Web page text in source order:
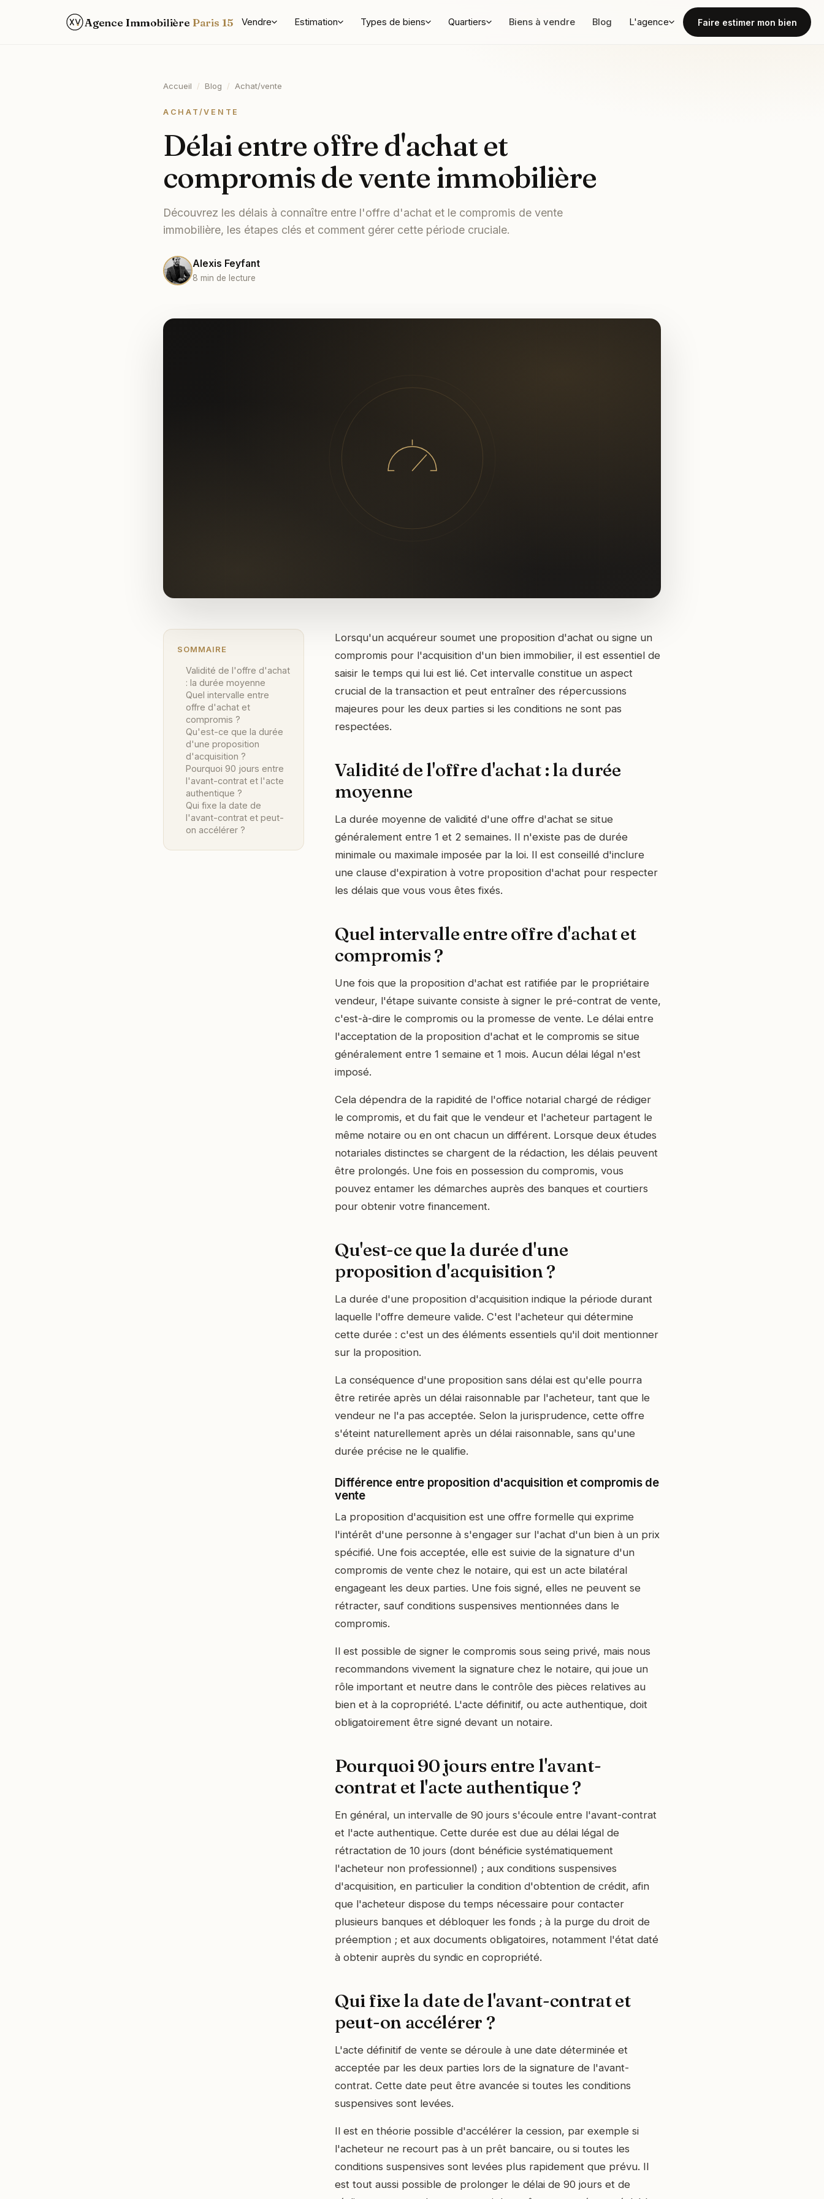
Agence Immobilière Paris 15 Vendre Estimation Types de biens Quartiers Biens à vendre Blog L'agence Faire estimer mon bien
Accueil / Blog / Achat/vente
ACHAT/VENTE
Délai entre offre d'achat et
compromis de vente immobilière
Découvrez les délais à connaître entre l'offre d'achat et le compromis de vente
immobilière, les étapes clés et comment gérer cette période cruciale.
Alexis Feyfant
8 min de lecture
SOMMAIRE
Validité de l'offre d'achat
: la durée moyenne
Quel intervalle entre
offre d'achat et
compromis ?
Qu'est-ce que la durée
d'une proposition
d'acquisition ?
Pourquoi 90 jours entre
l'avant-contrat et l'acte
authentique ?
Qui fixe la date de
l'avant-contrat et peut-
on accélérer ?
Lorsqu'un acquéreur soumet une proposition d'achat ou signe un
compromis pour l'acquisition d'un bien immobilier, il est essentiel de
saisir le temps qui lui est lié. Cet intervalle constitue un aspect
crucial de la transaction et peut entraîner des répercussions
majeures pour les deux parties si les conditions ne sont pas
respectées.
Validité de l'offre d'achat : la durée
moyenne
La durée moyenne de validité d'une offre d'achat se situe
généralement entre 1 et 2 semaines. Il n'existe pas de durée
minimale ou maximale imposée par la loi. Il est conseillé d'inclure
une clause d'expiration à votre proposition d'achat pour respecter
les délais que vous vous êtes fixés.
Quel intervalle entre offre d'achat et
compromis ?
Une fois que la proposition d'achat est ratifiée par le propriétaire
vendeur, l'étape suivante consiste à signer le pré-contrat de vente,
c'est-à-dire le compromis ou la promesse de vente. Le délai entre
l'acceptation de la proposition d'achat et le compromis se situe
généralement entre 1 semaine et 1 mois. Aucun délai légal n'est
imposé.
Cela dépendra de la rapidité de l'office notarial chargé de rédiger
le compromis, et du fait que le vendeur et l'acheteur partagent le
même notaire ou en ont chacun un différent. Lorsque deux études
notariales distinctes se chargent de la rédaction, les délais peuvent
être prolongés. Une fois en possession du compromis, vous
pouvez entamer les démarches auprès des banques et courtiers
pour obtenir votre financement.
Qu'est-ce que la durée d'une
proposition d'acquisition ?
La durée d'une proposition d'acquisition indique la période durant
laquelle l'offre demeure valide. C'est l'acheteur qui détermine
cette durée : c'est un des éléments essentiels qu'il doit mentionner
sur la proposition.
La conséquence d'une proposition sans délai est qu'elle pourra
être retirée après un délai raisonnable par l'acheteur, tant que le
vendeur ne l'a pas acceptée. Selon la jurisprudence, cette offre
s'éteint naturellement après un délai raisonnable, sans qu'une
durée précise ne le qualifie.
Différence entre proposition d'acquisition et compromis de
vente
La proposition d'acquisition est une offre formelle qui exprime
l'intérêt d'une personne à s'engager sur l'achat d'un bien à un prix
spécifié. Une fois acceptée, elle est suivie de la signature d'un
compromis de vente chez le notaire, qui est un acte bilatéral
engageant les deux parties. Une fois signé, elles ne peuvent se
rétracter, sauf conditions suspensives mentionnées dans le
compromis.
Il est possible de signer le compromis sous seing privé, mais nous
recommandons vivement la signature chez le notaire, qui joue un
rôle important et neutre dans le contrôle des pièces relatives au
bien et à la copropriété. L'acte définitif, ou acte authentique, doit
obligatoirement être signé devant un notaire.
Pourquoi 90 jours entre l'avant-
contrat et l'acte authentique ?
En général, un intervalle de 90 jours s'écoule entre l'avant-contrat
et l'acte authentique. Cette durée est due au délai légal de
rétractation de 10 jours (dont bénéficie systématiquement
l'acheteur non professionnel) ; aux conditions suspensives
d'acquisition, en particulier la condition d'obtention de crédit, afin
que l'acheteur dispose du temps nécessaire pour contacter
plusieurs banques et débloquer les fonds ; à la purge du droit de
préemption ; et aux documents obligatoires, notamment l'état daté
à obtenir auprès du syndic en copropriété.
Qui fixe la date de l'avant-contrat et
peut-on accélérer ?
L'acte définitif de vente se déroule à une date déterminée et
acceptée par les deux parties lors de la signature de l'avant-
contrat. Cette date peut être avancée si toutes les conditions
suspensives sont levées.
Il est en théorie possible d'accélérer la cession, par exemple si
l'acheteur ne recourt pas à un prêt bancaire, ou si toutes les
conditions suspensives sont levées plus rapidement que prévu. Il
est tout aussi possible de prolonger le délai de 90 jours et de